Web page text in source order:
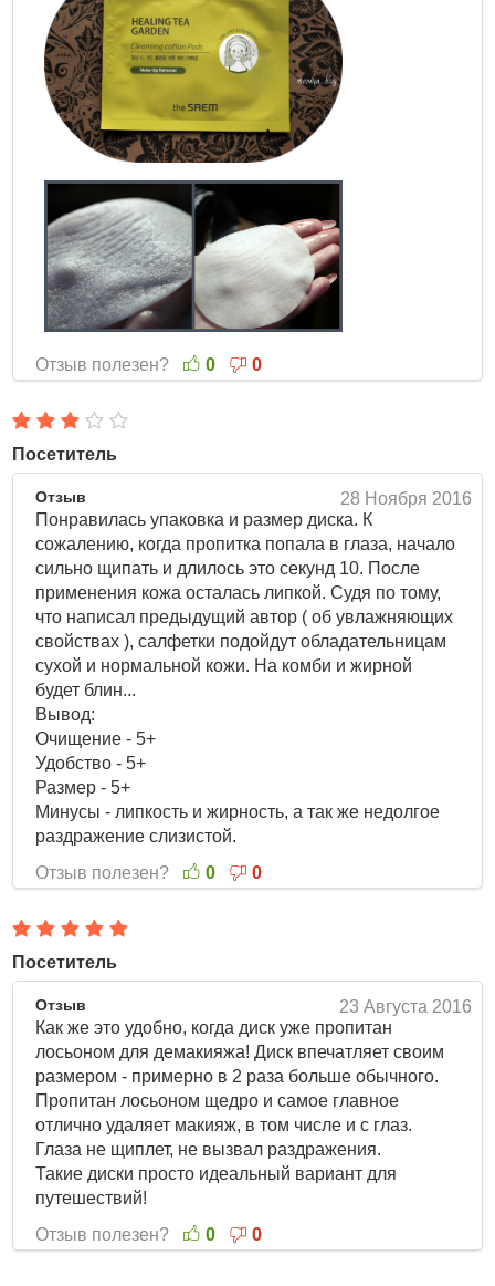
Отзыв полезен? 0 0
Посетитель
28 Ноября 2016
Отзыв
Понравилась упаковка и размер диска. К
сожалению, когда пропитка попала в глаза, начало
сильно щипать и длилось это секунд 10. После
применения кожа осталась липкой. Судя по тому,
что написал предыдущий автор ( об увлажняющих
свойствах ), салфетки подойдут обладательницам
сухой и нормальной кожи. На комби и жирной
будет блин...
Вывод:
Очищение - 5+
Удобство - 5+
Размер - 5+
Минусы - липкость и жирность, а так же недолгое
раздражение слизистой.
Отзыв полезен?
0 0
Посетитель
23 Августа 2016
Отзыв
Как же это удобно, когда диск уже пропитан
лосьоном для демакияжа! Диск впечатляет своим
размером - примерно в 2 раза больше обычного.
Пропитан лосьоном щедро и самое главное
отлично удаляет макияж, в том числе и с глаз.
Глаза не щиплет, не вызвал раздражения.
Такие диски просто идеальный вариант для
путешествий!
Отзыв полезен?
0 0